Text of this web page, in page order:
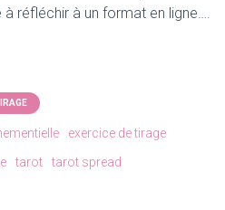
réfléchir à un format en ligne….
exercice de tirage
tarot
tarot spread